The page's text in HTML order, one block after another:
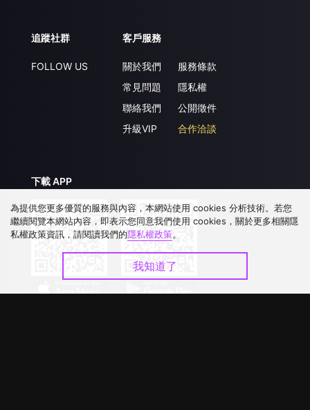
追蹤社群
FOLLOW US
客戶服務
關於我們
常見問題
聯絡我們
升級VIP
服務條款
隱私權
公開徵件
合作洽談
下載 APP
為提供您更多優質的服務與內容，本網站使用 cookies 分析技術。若您
繼續閱覽本網站內容，即表示您同意我們使用 cookies，關於更多相關隱
私權政策資訊，請閱讀我們的隱私權政策。
我知道了